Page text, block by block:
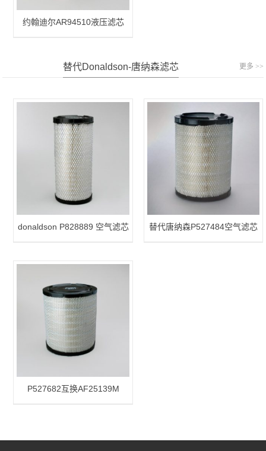
约翰迪尔AR94510液压滤芯
替代donaldson-唐纳森滤芯 更多 >>
donaldson P828889 空气滤芯 替代唐纳森P527484空气滤芯
P527682互换AF25139M